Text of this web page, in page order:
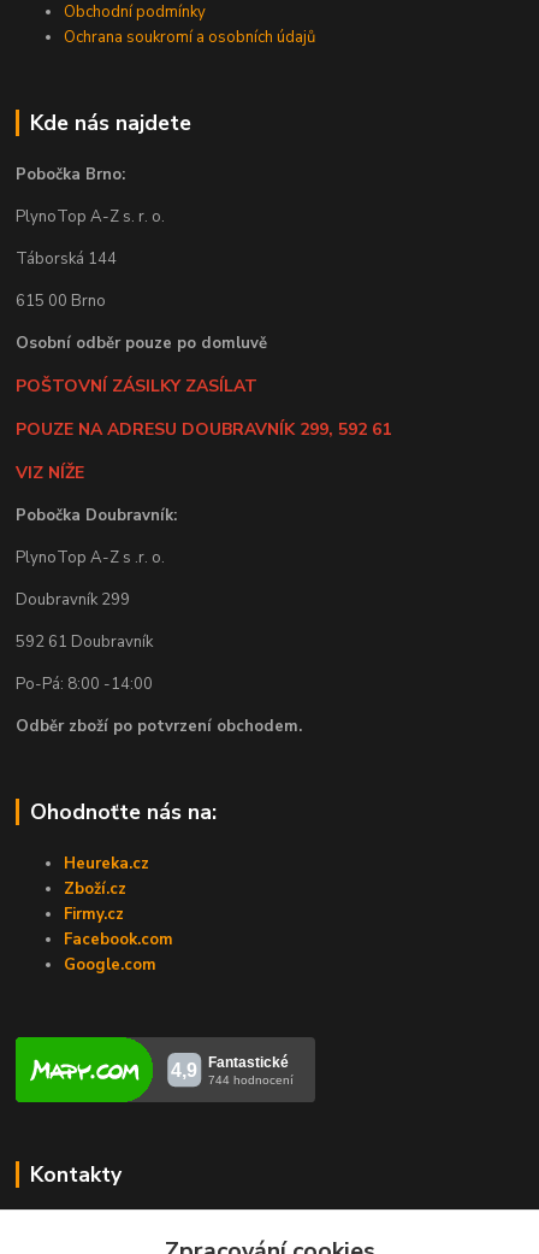
Obchodní podmínky
Ochrana soukromí a osobních údajů
Kde nás najdete
Pobočka Brno:
PlynoTop A-Z s. r. o.
Táborská 144
615 00 Brno
Osobní odběr pouze po domluvě
POŠTOVNÍ ZÁSILKY ZASÍLAT
POUZE NA ADRESU DOUBRAVNÍK 299, 592 61
VIZ NÍŽE
Pobočka Doubravník:
PlynoTop A-Z s .r. o.
Doubravník 299
592 61 Doubravník
Po-Pá: 8:00 -14:00
Odběr zboží po potvrzení obchodem.
Ohodnoťte nás na:
Heureka.cz
Zboží.cz
Firmy.cz
Facebook.com
Google.com
Kontakty